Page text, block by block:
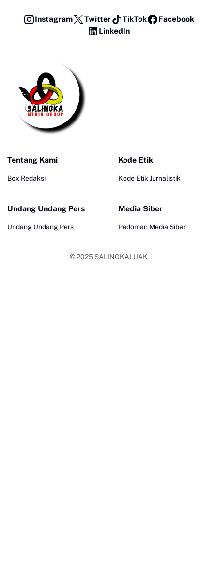
Instagram Twitter TikTok
Facebook
LinkedIn
Tentang Kami
Box Redaksi
Kode Etik
Kode Etik Jurnalistik
Undang Undang Pers
Undang Undang Pers
Media Siber
Pedoman Media Siber
© 2025 SALINGKALUAK